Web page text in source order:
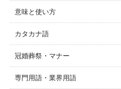
意味と使い方
カタカナ語
冠婚葬祭・マナー
専門用語・業界用語